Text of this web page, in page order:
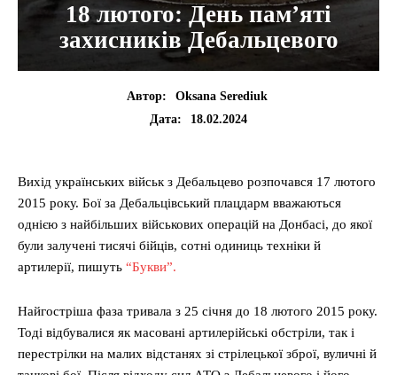
18 лютого: День пам’яті
захисників Дебальцевого
Автор:
Oksana Serediuk
Дата:
18.02.2024
Вихід українських військ з Дебальцево розпочався 17 лютого
2015 року. Бої за Дебальцівський плацдарм вважаються
однією з найбільших військових операцій на Донбасі, до якої
були залучені тисячі бійців, сотні одиниць техніки й
артилерії, пишуть “Букви”.
Найгостріша фаза тривала з 25 січня до 18 лютого 2015 року.
Тоді відбувалися як масовані артилерійські обстріли, так і
перестрілки на малих відстанях зі стрілецької зброї, вуличні й